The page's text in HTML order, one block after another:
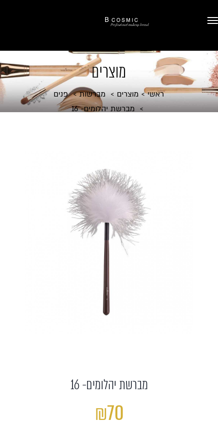
מוצרים
ראשי מוצרים מברשות
פנים
מברשת יהלומים- 16
מברשת יהלומים- 16
₪70